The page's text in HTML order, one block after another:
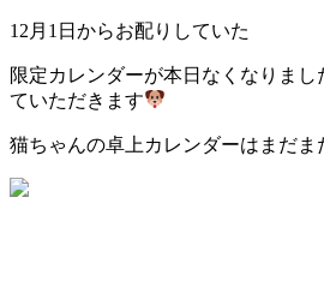
12月1日からお配りしていた
限定カレンダーが本日なくなりま
ていただきます
猫ちゃんの卓上カレンダーはまだま